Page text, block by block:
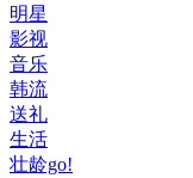
明星
影视
音乐
韩流
送礼
生活
壮龄go!